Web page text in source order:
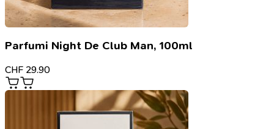
Parfumi Night De Club Man, 100ml
CHF 29.90